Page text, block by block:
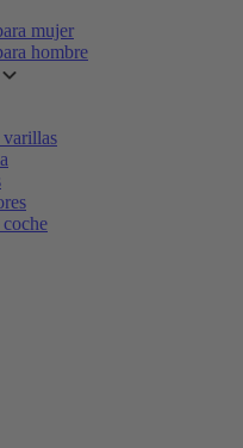
mujer
hombre
varillas